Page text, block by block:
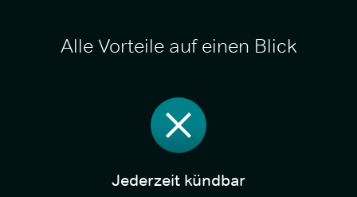
Alle Vorteile auf einen Blick
Jederzeit kündbar